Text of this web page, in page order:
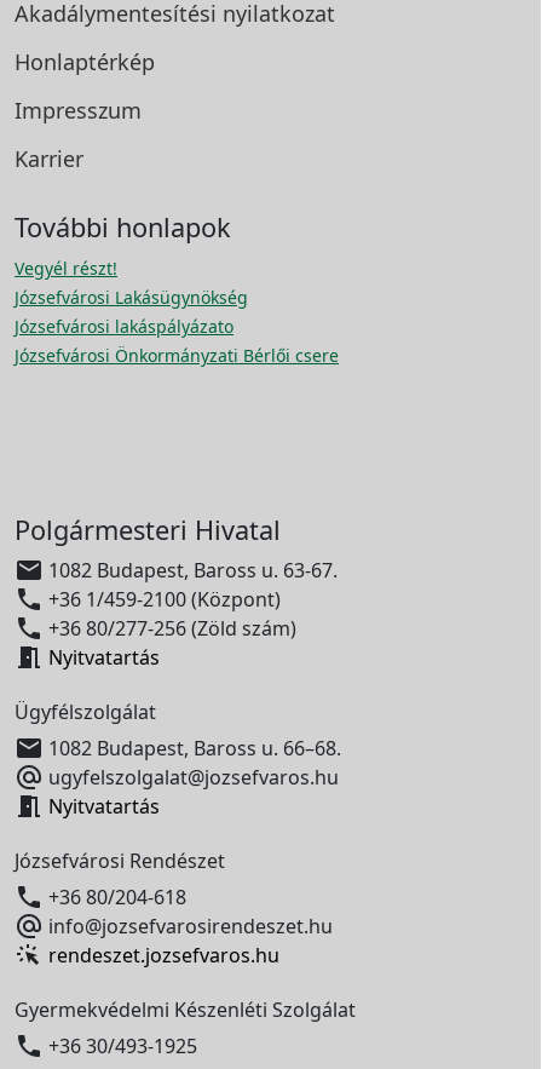
Akadálymentesítési nyilatkozat
Honlaptérkép
Impresszum
Karrier
További honlapok
Vegyél részt!
Józsefvárosi Lakásügynökség
Józsefvárosi lakáspályázato
Józsefvárosi Önkormányzati Bérlői csere
Polgármesteri Hivatal
 1082 Budapest, Baross u. 63-67.
 +36 1/459-2100 (Központ)
 +36 80/277-256 (Zöld szám)
 Nyitvatartás
Ügyfélszolgálat
 1082 Budapest, Baross u. 66–68.
 ugyfelszolgalat@jozsefvaros.hu
 Nyitvatartás
Józsefvárosi Rendészet
 +36 80/204-618
 info@jozsefvarosirendeszet.hu
rendeszet.jozsefvaros.hu
Gyermekvédelmi Készenléti Szolgálat
 +36 30/493-1925